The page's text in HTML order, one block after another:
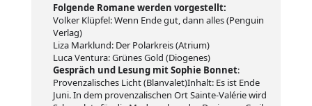
Folgende Romane werden vorgestellt:
Volker Klüpfel: Wenn Ende gut, dann alles (Penguin
Verlag)
Liza Marklund: Der Polarkreis (Atrium)
Luca Ventura: Grünes Gold (Diogenes)
Gespräch und Lesung mit Sophie Bonnet:
Provenzalisches Licht (Blanvalet)Inhalt: Es ist Ende
Juni. In dem provenzalischen Ort Sainte-Valérie wird